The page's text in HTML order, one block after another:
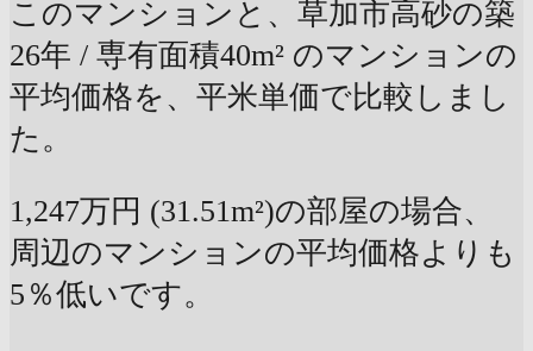
このマンションと、草加市高砂の築
26年 / 専有面積40m² のマンションの
平均価格を、平米単価で比較しまし
た。
1,247万円 (31.51m²)の部屋の場合、
周辺のマンションの平均価格よりも
5％低いです。